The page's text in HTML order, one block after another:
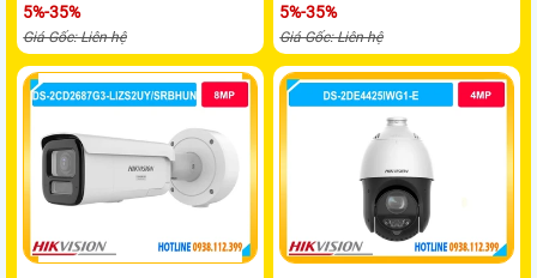
5%-35%
Giá Gốc: Liên hệ
5%-35%
Giá Gốc: Liên hệ